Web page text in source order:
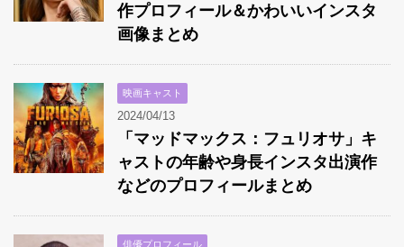
作プロフィール＆かわいいインスタ
画像まとめ
映画キャスト
2024/04/13
「マッドマックス：フュリオサ」キ
ャストの年齢や身長インスタ出演作
などのプロフィールまとめ
俳優プロフィール